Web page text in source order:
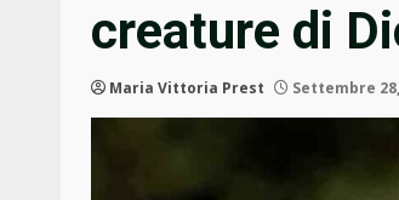
creature di
Maria Vittoria Prest Settembre